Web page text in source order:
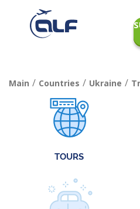
Main / Countries / Ukraine /
TOURS